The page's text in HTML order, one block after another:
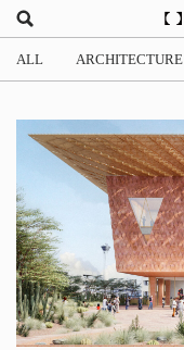
ALL ARCHITECTURE